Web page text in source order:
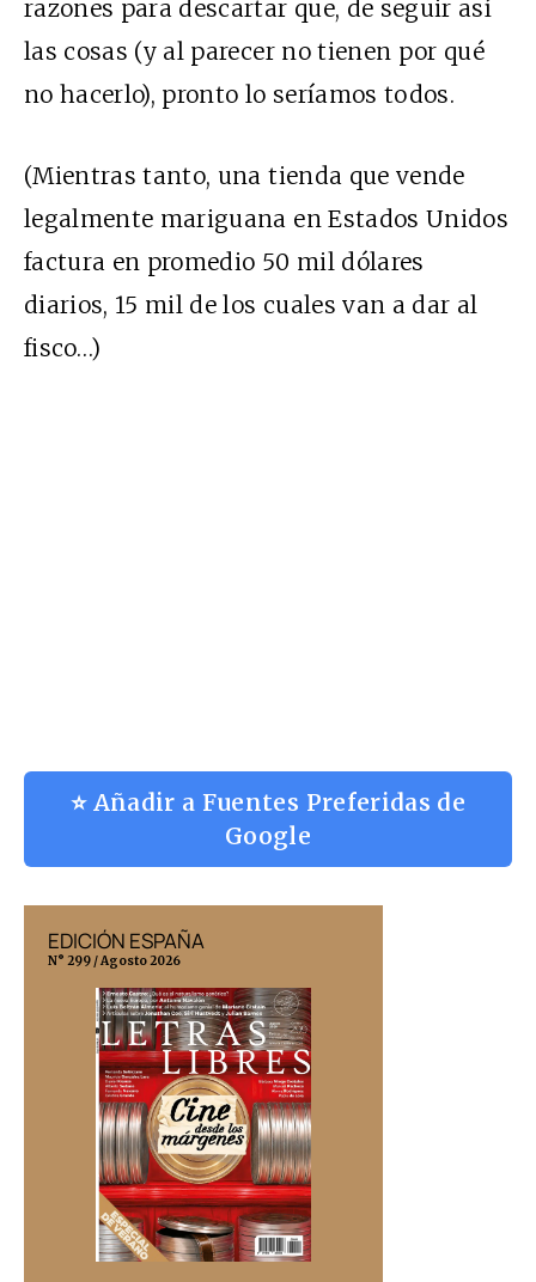
razones para descartar que, de seguir así
las cosas (y al parecer no tienen por qué
no hacerlo), pronto lo seríamos todos.
(Mientras tanto, una tienda que vende
legalmente mariguana en Estados Unidos
factura en promedio 50 mil dólares
diarios, 15 mil de los cuales van a dar al
fisco…)
⭐ Añadir a Fuentes Preferidas de
Google
EDICIÓN ESPAÑA
N° 299 / Agosto 2026